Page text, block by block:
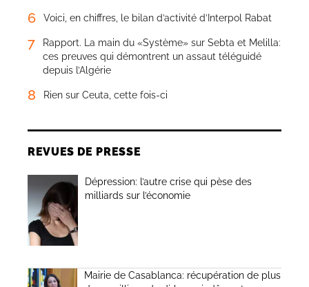
6 Voici, en chiffres, le bilan d’activité d’Interpol Rabat
7
Rapport. La main du «Système» sur Sebta et Melilla:
ces preuves qui démontrent un assaut téléguidé
depuis l’Algérie
8 Rien sur Ceuta, cette fois-ci
REVUES DE PRESSE
Dépression: l’autre crise qui pèse des
milliards sur l’économie
Mairie de Casablanca: récupération de plus